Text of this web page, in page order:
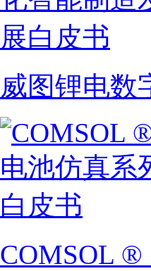
威图锂电数
COMSOL